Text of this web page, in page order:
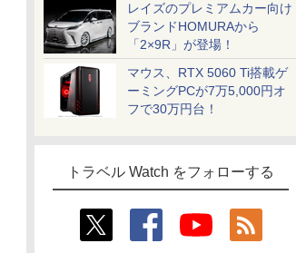
レイズのプレミアムカー向け
ブランドHOMURAから
「2×9R」が登場！
マウス、RTX 5060 Ti搭載ゲ
ーミングPCが7万5,000円オ
フで30万円台！
トラベル Watch をフォローする